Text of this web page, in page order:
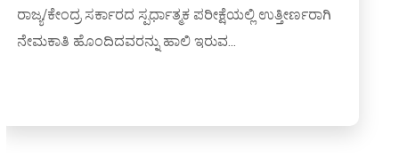
ರಚಿಸಲಾಗಿದೆ. ಅರೋಗ್ಯ ನಿಧಿಗೆ ಸಂಬಂಧಿಸಿದ ಎಲ್ಲಾ
ಕಾರ್ಯಗಳನ್ನು ಸಮಿತಿಯು ನಿರ್ವಹಿಸುತ್ತದೆ.